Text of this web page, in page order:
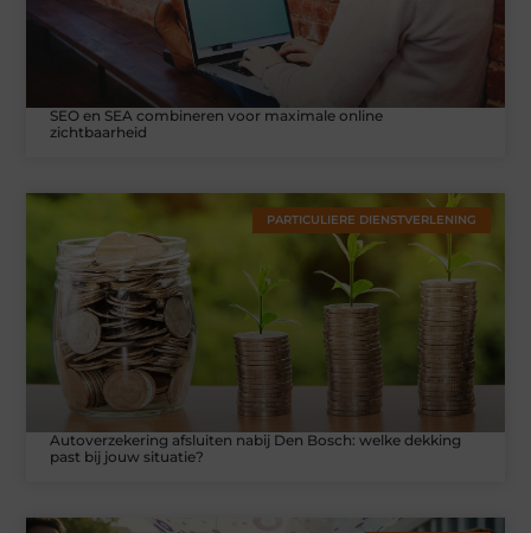
SEO en SEA combineren voor maximale online
zichtbaarheid
PARTICULIERE DIENSTVERLENING
Autoverzekering afsluiten nabij Den Bosch: welke dekking
past bij jouw situatie?